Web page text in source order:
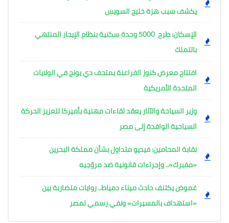
يكشف سبب هزة خليج السويس
الإسكان: طرح 5000 وحدة سكنية بنظام الإيجار المنتهي
بالتملك
افتتاح معرض كنوز الفراعنة بمتحف دي يونج في الولايات
المتحدة الأمريكية
وزير السياحة والآثار يعقد لقاءات مهنية بأميركا لتعزيز الحركة
السياحية الوافدة إلى مصر
نقابة المحامين: فيديو متداول بشأن مملكة البحرين
«مفبرك».. وإجراءات قانونية ضد مروّجيه
غموض يكتنف حادث ميناء دمياط.. روايات متضاربة بين
«استهداف بالمسيرات» ونفي رسمي لمصر